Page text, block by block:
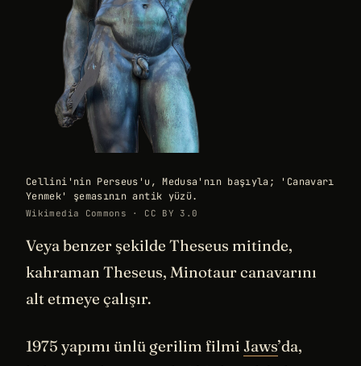
Cellini'nin Perseus'u, Medusa'nın başıyla; 'Canavarı
Yenmek' şemasının antik yüzü.
Wikimedia Commons · CC BY 3.0
Veya benzer şekilde Theseus mitinde,
kahraman Theseus, Minotaur canavarını
alt etmeye çalışır.
1975 yapımı ünlü gerilim filmi Jaws’da,